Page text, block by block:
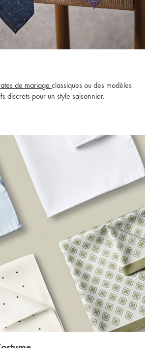
de mariageclassiques ou des modèles
discrets pour un style saisonnier.